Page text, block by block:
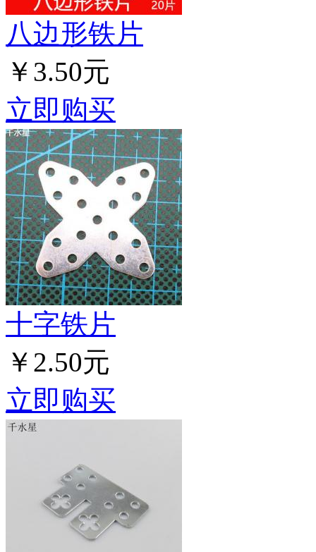
八边形铁片
￥3.50元
立即购买
十字铁片
￥2.50元
立即购买